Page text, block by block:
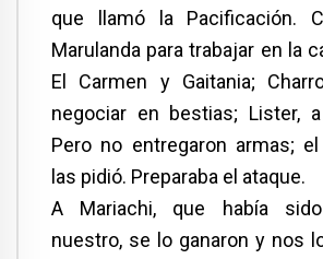
que llamó la Pacificación.
Marulanda para trabajar en la
El Carmen y Gaitania;
negociar en bestias; Lister,
Pero no entregaron armas;
las pidió. Preparaba el ataque.
A Mariachi, que había
nuestro, se lo ganaron y nos